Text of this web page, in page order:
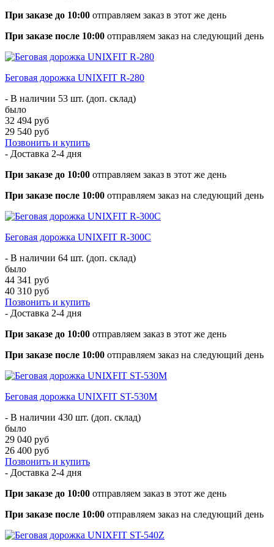
При заказе до 10:00 отправляем заказ в этот же день
При заказе после 10:00 отправляем заказ на следующий день
Беговая дорожка UNIXFIT R-280
- В наличии 53 шт. (доп. склад)
было
32 494 руб
29 540 руб
Позвонить и купить
- Доставка 2-4 дня
При заказе до 10:00 отправляем заказ в этот же день
При заказе после 10:00 отправляем заказ на следующий день
Беговая дорожка UNIXFIT R-300C
- В наличии 64 шт. (доп. склад)
было
44 341 руб
40 310 руб
Позвонить и купить
- Доставка 2-4 дня
При заказе до 10:00 отправляем заказ в этот же день
При заказе после 10:00 отправляем заказ на следующий день
Беговая дорожка UNIXFIT ST-530M
- В наличии 430 шт. (доп. склад)
было
29 040 руб
26 400 руб
Позвонить и купить
- Доставка 2-4 дня
При заказе до 10:00 отправляем заказ в этот же день
При заказе после 10:00 отправляем заказ на следующий день